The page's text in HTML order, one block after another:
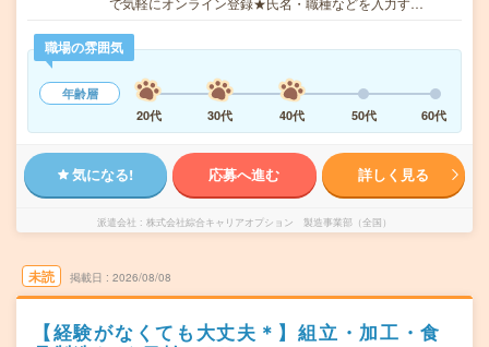
職場の雰囲気
年齢層
20代
30代 40代 50代 60代
気になる! 応募へ進む 詳しく見る
派遣会社 株式会社綜合キャリアオプション 製造事業部（全国）
未読 掲載日 2026/08/08
【経験がなくても大丈夫＊】組立・加工・食